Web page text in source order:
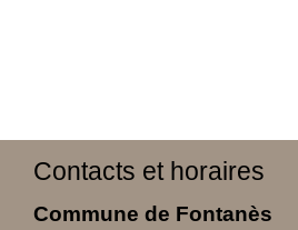
Contacts et horaires
Commune de Fontanès